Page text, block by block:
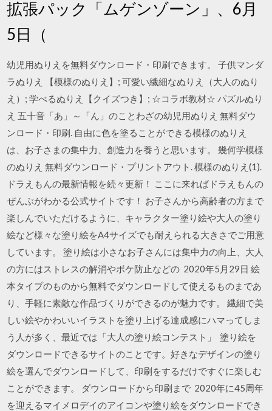
拡張パック「ムゲンゾーン」、6月
5日（
幼児用ぬりえを無料ダウンロード・印刷できます。 子供マンダ
ラぬりえ 【模様のぬりえ】; 可愛い繊細なぬりえ（大人のぬり
え）; 学べるぬりえ【クイズつき】; ☆コラボ教材☆ パズルぬり
え 五十音「あ」～「ん」のことわざの幼児用ぬりえ 無料ダウ
ンロード・印刷. 自由に色を塗ることができる模様のぬりえ
は、お子さまの集中力、創造力を養うと思います。 幾何学模様
のぬりえ 無料ダウンロード・プリントアウト. 模様のぬりえ(1).
ドラえもんの最新情報を続々更新！ ここに来ればドラえもんの
ぜんぶがわかる公式サイトです！ お子さんから高齢者の方まで
楽しんでいただけるように、キャラクター塗り絵や大人の塗り
絵など様々な塗り絵をA4サイズでも耐えられる大きさでご用意
しています。 塗り絵は小さなお子さんには集中力の向上、大人
の方にはストレスの解消やボケ防止などの 2020年5月29日 絵
本タイプのものから無料でダウンロードして使えるものまであ
り、手軽に素敵な作品づくりができるのが魅力です。 繊細で美
しい絵やかわいいイラストを塗り上げる達成感にハマってしま
う人が多く、最近では「大人の塗り絵コンテスト」 塗り絵を
ダウンロードできるサイトのことです。好きなデザインの塗り
絵を選んでダウンロードして、印刷をするだけですぐに楽しむ
ことができます。 ダウンロードから印刷まで 2020年に45周年
を迎えるマイメロデイのアイコンや塗り絵をダウンロードでき